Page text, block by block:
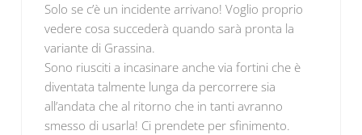
Solo se c’è un incidente arrivano! Voglio proprio
vedere cosa succederà quando sarà pronta la
variante di Grassina.
Sono riusciti a incasinare anche via fortini che è
diventata talmente lunga da percorrere sia
all’andata che al ritorno che in tanti avranno
smesso di usarla! Ci prendete per sfinimento.